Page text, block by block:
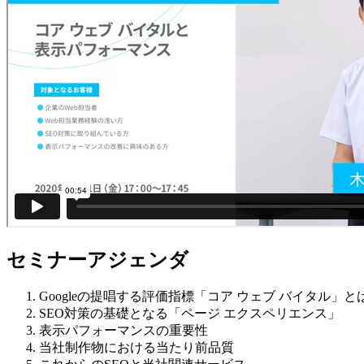
セミナーアジェンダ
Googleの提唱する評価指標「コア ウェブ バイタル」と
SEO対策の基礎となる「ページ エクスペリエンス」
表示パフォーマンスの重要性
当社制作物における当たり前品質